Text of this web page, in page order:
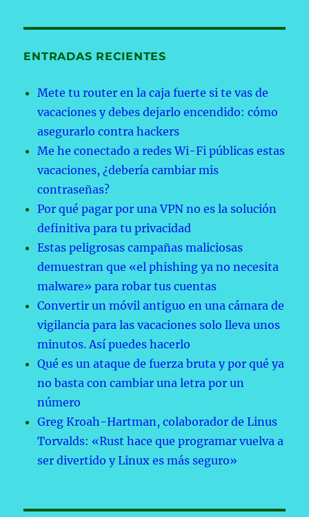
ENTRADAS RECIENTES
Mete tu router en la caja fuerte si te vas de
vacaciones y debes dejarlo encendido: cómo
asegurarlo contra hackers
Me he conectado a redes Wi-Fi públicas estas
vacaciones, ¿debería cambiar mis
contraseñas?
Por qué pagar por una VPN no es la solución
definitiva para tu privacidad
Estas peligrosas campañas maliciosas
demuestran que «el phishing ya no necesita
malware» para robar tus cuentas
Convertir un móvil antiguo en una cámara de
vigilancia para las vacaciones solo lleva unos
minutos. Así puedes hacerlo
Qué es un ataque de fuerza bruta y por qué ya
no basta con cambiar una letra por un
número
Greg Kroah-Hartman, colaborador de Linus
Torvalds: «Rust hace que programar vuelva a
ser divertido y Linux es más seguro»